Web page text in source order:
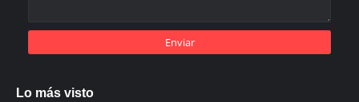
Lo más visto